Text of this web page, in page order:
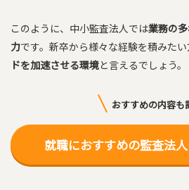
このように、中小監査法人では業務の
力です。新卒から様々な経験を積みたい
ドを加速させる環境と言えるでしょう。
おすすめの内容も
就職におすすめの監査法